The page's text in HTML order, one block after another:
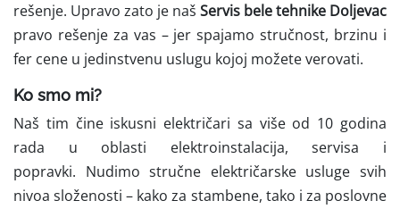
rešenje. Upravo zato je naš Servis bele tehnike Doljevac
pravo rešenje za vas – jer spajamo stručnost, brzinu i
fer cene u jedinstvenu uslugu kojoj možete verovati.
Ko smo mi?
Naš tim čine iskusni električari sa više od 10 godina
rada u oblasti elektroinstalacija, servisa i
popravki. Nudimo stručne električarske usluge svih
nivoa složenosti – kako za stambene, tako i za poslovne